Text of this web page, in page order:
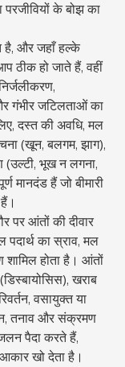
के बोझ का
है, और जहाँ हल्के
ठीक हो जाते हैं, वहीं
गंभीर जटिलताओं का
दस्त की अवधि, मल
(खून, बलगम, झाग),
(उल्टी, भूख न लगना,
मानदंड हैं जो बीमारी
पर आंतों की दीवार
पदार्थ का स्राव, मल
शामिल होता है। आंतों
खराब
वसायुक्त या
तनाव और संक्रमण
पैदा करते हैं,
खो देता है।